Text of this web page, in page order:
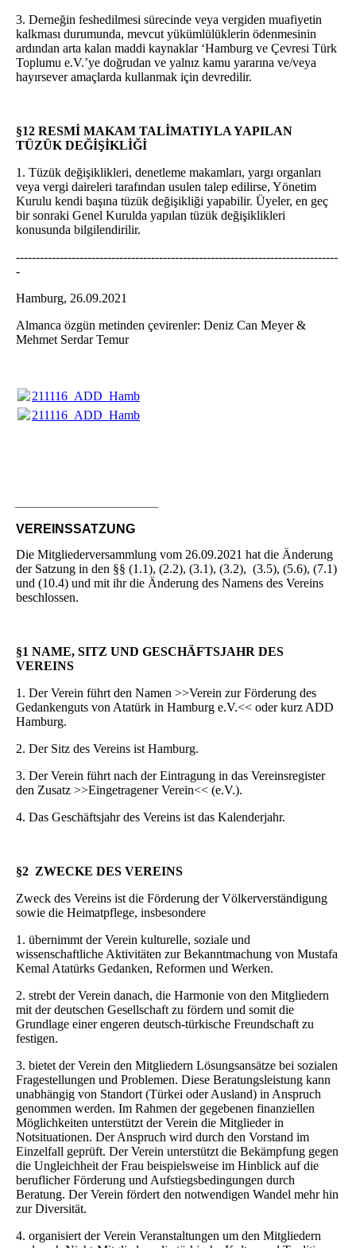
3. Derneğin feshedilmesi sürecinde veya vergiden muafiyetin
kalkması durumunda, mevcut yükümlülüklerin ödenmesinin
ardından arta kalan maddi kaynaklar ‘Hamburg ve Çevresi Türk
Toplumu e.V.’ye doğrudan ve yalnız kamu yararına ve/veya
hayırsever amaçlarda kullanmak için devredilir.
§12 RESMİ MAKAM TALİMATIYLA YAPILAN
TÜZÜK DEĞİŞİKLİĞİ
1. Tüzük değişiklikleri, denetleme makamları, yargı organları
veya vergi daireleri tarafından usulen talep edilirse, Yönetim
Kurulu kendi başına tüzük değişikliği yapabilir. Üyeler, en geç
bir sonraki Genel Kurulda yapılan tüzük değişiklikleri
konusunda bilgilendirilir.
---------------------------------------------------------------------------------
-
Hamburg, 26.09.2021
Almanca özgün metinden çevirenler: Deniz Can Meyer &
Mehmet Serdar Temur
211116_ADD_Hamburg_TUZUK_2021.pdf
211116_ADD_Hamburg_TUZUK_2021.pdf
VEREINSSATZUNG
Die Mitgliederversammlung vom 26.09.2021 hat die Änderung
der Satzung in den §§ (1.1), (2.2), (3.1), (3.2), (3.5), (5.6), (7.1)
und (10.4) und mit ihr die Änderung des Namens des Vereins
beschlossen.
§1 NAME, SITZ UND GESCHÄFTSJAHR DES
VEREINS
1. Der Verein führt den Namen >>Verein zur Förderung des
Gedankenguts von Atatürk in Hamburg e.V.<< oder kurz ADD
Hamburg.
2. Der Sitz des Vereins ist Hamburg.
3. Der Verein führt nach der Eintragung in das Vereinsregister
den Zusatz >>Eingetragener Verein<< (e.V.).
4. Das Geschäftsjahr des Vereins ist das Kalenderjahr.
§2 ZWECKE DES VEREINS
Zweck des Vereins ist die Förderung der Völkerverständigung
sowie die Heimatpflege, insbesondere
1. übernimmt der Verein kulturelle, soziale und
wissenschaftliche Aktivitäten zur Bekanntmachung von Mustafa
Kemal Atatürks Gedanken, Reformen und Werken.
2. strebt der Verein danach, die Harmonie von den Mitgliedern
mit der deutschen Gesellschaft zu fördern und somit die
Grundlage einer engeren deutsch-türkische Freundschaft zu
festigen.
3. bietet der Verein den Mitgliedern Lösungsansätze bei sozialen
Fragestellungen und Problemen. Diese Beratungsleistung kann
unabhängig von Standort (Türkei oder Ausland) in Anspruch
genommen werden. Im Rahmen der gegebenen finanziellen
Möglichkeiten unterstützt der Verein die Mitglieder in
Notsituationen. Der Anspruch wird durch den Vorstand im
Einzelfall geprüft. Der Verein unterstützt die Bekämpfung gegen
die Ungleichheit der Frau beispielsweise im Hinblick auf die
beruflicher Förderung und Aufstiegsbedingungen durch
Beratung. Der Verein fördert den notwendigen Wandel mehr hin
zur Diversität.
4. organisiert der Verein Veranstaltungen um den Mitgliedern